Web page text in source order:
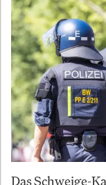
Das Schweige-